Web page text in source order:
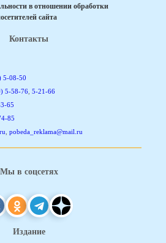
в отношении обработки
сайта
Контакты
5-08-50
5-58-76, 5-21-66
65
85
, pobeda_reklama@mail.ru
Мы в соцсетях
Издание